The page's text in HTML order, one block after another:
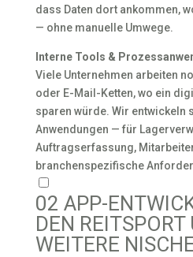
dass Daten dort ankommen,
— ohne manuelle Umwege.
Interne Tools &
Viele Unternehmen arbeiten
oder E-Mail-Ketten, wo ein
sparen würde. Wir entwickeln
Anwendungen — für
Auftragserfassung,
branchenspezifische
02 APP-
DEN REITSPORT
WEITERE